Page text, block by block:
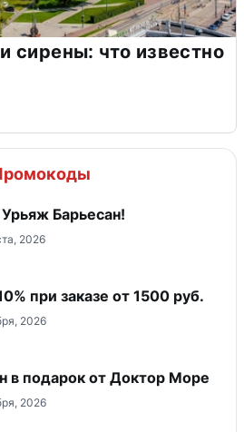
сирены: что известно
Барьесан!
2026
при заказе от 1500 руб.
2026
в подарок от Доктор Море
2026